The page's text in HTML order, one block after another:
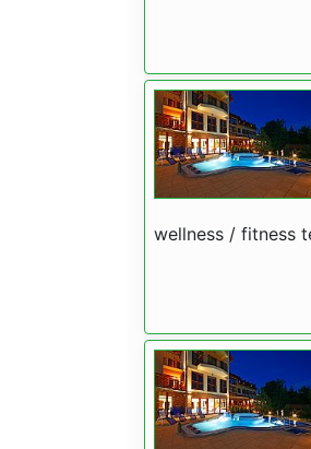
wellness / fitness